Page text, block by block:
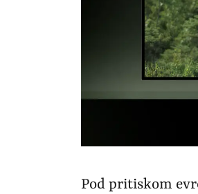
Pod pritiskom